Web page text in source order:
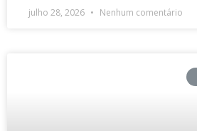
julho 28, 2026 Nenhum comentário